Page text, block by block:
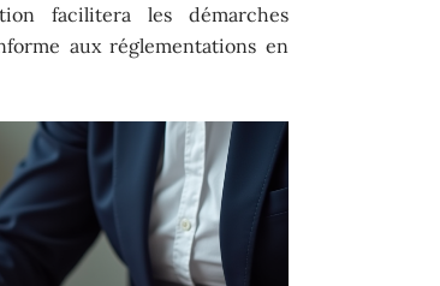
facilitera les démarches
aux réglementations en